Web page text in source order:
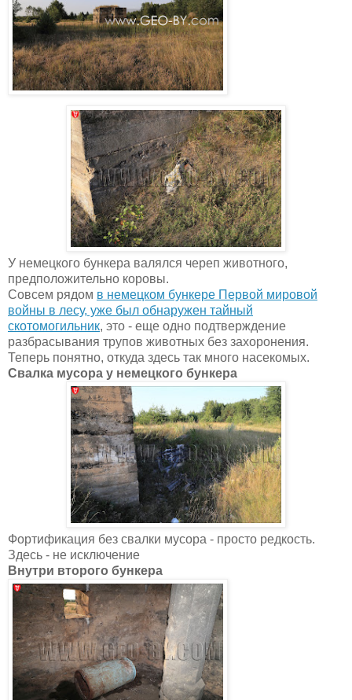
У немецкого бункера валялся череп животного,
предположительно коровы.
Совсем рядом в немецком бункере Первой мировой
войны в лесу, уже был обнаружен тайный
скотомогильник, это - еще одно подтверждение
разбрасывания трупов животных без захоронения.
Теперь понятно, откуда здесь так много насекомых.
Свалка мусора у немецкого бункера
Фортификация без свалки мусора - просто редкость.
Здесь - не исключение
Внутри второго бункера